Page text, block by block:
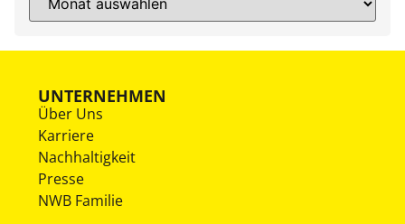
UNTERNEHMEN
Über Uns
Karriere
Nachhaltigkeit
Presse
NWB Familie